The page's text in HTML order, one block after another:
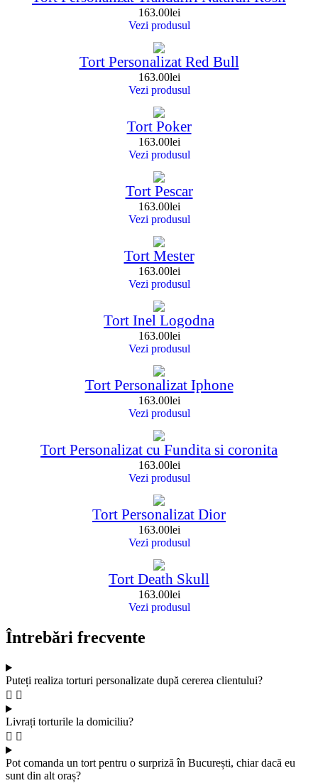
163.00lei
Vezi produsul
Tort Personalizat Red Bull
163.00lei
Vezi produsul
Tort Poker
163.00lei
Vezi produsul
Tort Pescar
163.00lei
Vezi produsul
Tort Mester
163.00lei
Vezi produsul
Tort Inel Logodna
163.00lei
Vezi produsul
Tort Personalizat Iphone
163.00lei
Vezi produsul
Tort Personalizat cu Fundita si coronita
163.00lei
Vezi produsul
Tort Personalizat Dior
163.00lei
Vezi produsul
Tort Death Skull
163.00lei
Vezi produsul
Întrebări frecvente
Puteți realiza torturi personalizate după cererea clientului?
Livrați torturile la domiciliu?
Pot comanda un tort pentru o surpriză în București, chiar dacă eu
sunt din alt oraș?